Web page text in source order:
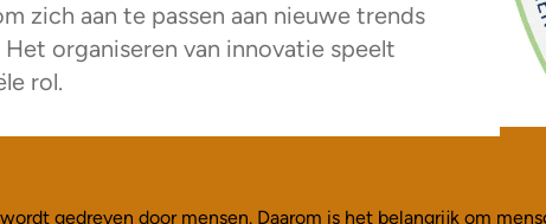
zich aan te passen aan nieuwe trends
organiseren van innovatie speelt
rol.
gedreven door mensen. Daarom is het belangrijk om